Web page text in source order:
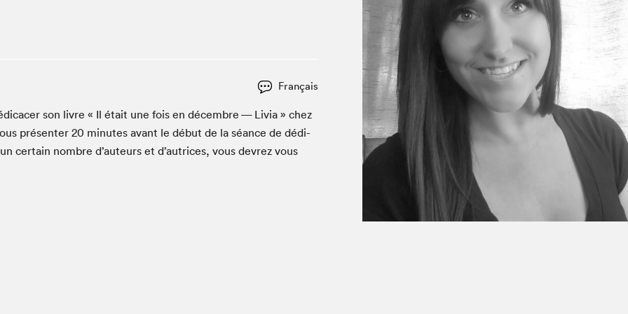
Le Salon dans ta classe
Liseur Public
Matinées scolaires Hydro-Québec
À propos du Salon
Liste des exposant·e·s
Liste des auteur·rice·s
Français
son livre « Il était une fois en décem­bre — Livia » chez
présen­ter 20 min­utes avant le début de la séance de dédi­
cer­tain nom­bre d’auteurs et d’autrices, vous devrez vous